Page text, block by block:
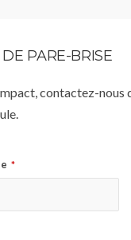
PARE-BRISE
contactez-
*